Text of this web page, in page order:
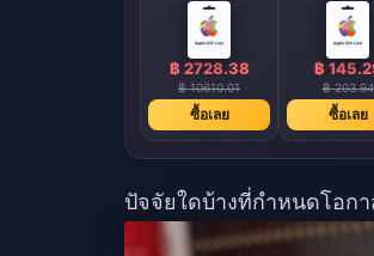
฿ 2728.38
฿ 10610.01
ซื้อเลย
฿
฿ 203.94
ซื้อเลย
ปัจจัยใดบ้างที่กำหนดโอก